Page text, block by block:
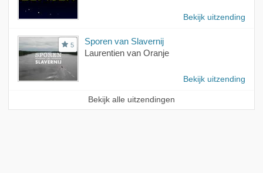
Bekijk uitzending
5
Sporen van Slavernij
Laurentien van Oranje
Bekijk uitzending
Bekijk alle uitzendingen